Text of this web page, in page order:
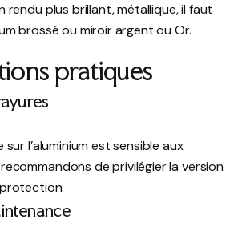
rendu plus brillant, métallique, il faut
brossé ou miroir argent ou Or.
pratiques
l’aluminium est sensible aux
de privilégier la version